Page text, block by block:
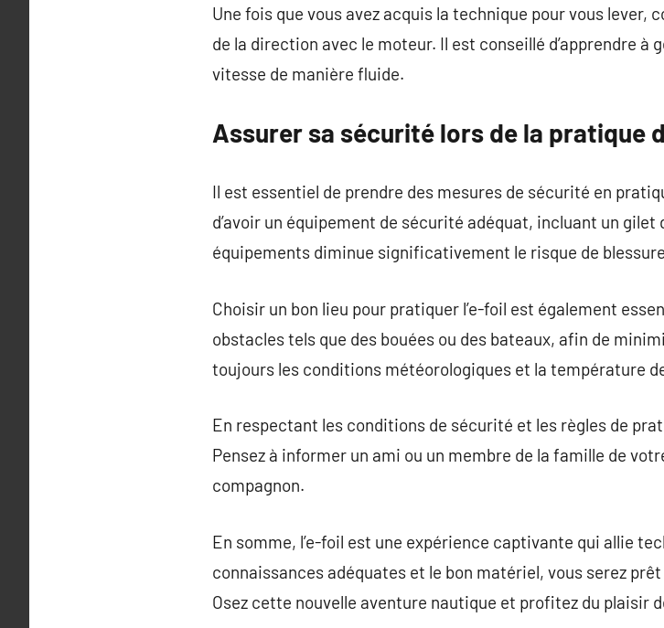
Une fois que vous avez acquis la technique pour vous
de la direction avec le moteur. Il est conseillé d’apprendre à
vitesse de manière fluide.
Assurer sa sécurité lors de la pratique
Il est essentiel de prendre des mesures de sécurité en
d’avoir un équipement de sécurité adéquat, incluant un
équipements diminue significativement le risque de
Choisir un bon lieu pour pratiquer l’e-foil est également
obstacles tels que des bouées ou des bateaux, afin de
toujours les conditions météorologiques et la température
En respectant les conditions de sécurité et les règles de
Pensez à informer un ami ou un membre de la famille de
compagnon.
En somme, l’e-foil est une expérience captivante qui allie
connaissances adéquates et le bon matériel, vous serez
Osez cette nouvelle aventure nautique et profitez du plaisir